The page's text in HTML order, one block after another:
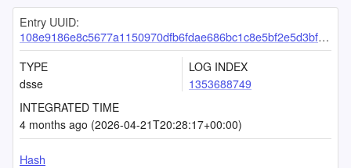
Entry UUID:
108e9186e8c5677a1150970dfb6fdae686bc1c8e5bf2e5d3bf8ebd5ad583fd2ddd6f1ccc3c86fed9
TYPE
dsse
LOG INDEX
1353688749
INTEGRATED TIME
4 months ago (2026-04-21T20:28:17+00:00)
Hash